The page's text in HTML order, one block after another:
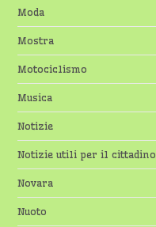
Moda
Mostra
Motociclismo
Musica
Notizie
Notizie utili per il cittadino
Novara
Nuoto